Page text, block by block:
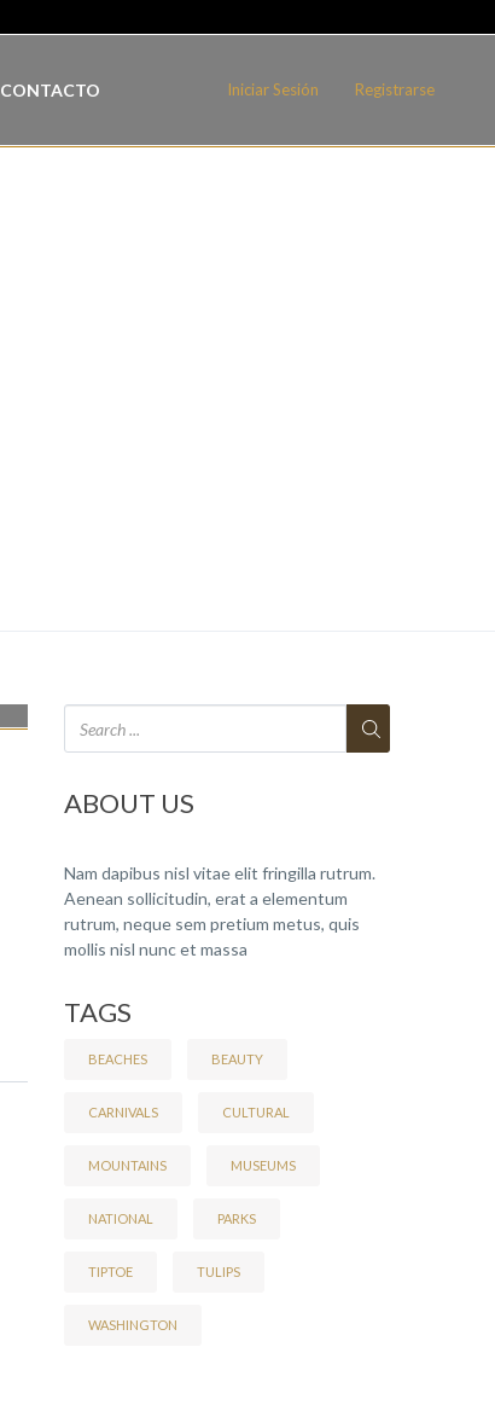
CONTACTO Iniciar Sesión Registrarse
ABOUT US
Nam dapibus nisl vitae elit fringilla rutrum.
Aenean sollicitudin, erat a elementum
rutrum, neque sem pretium metus, quis
mollis nisl nunc et massa
TAGS
BEACHES BEAUTY
CARNIVALS CULTURAL
MOUNTAINS MUSEUMS
NATIONAL PARKS
TIPTOE TULIPS
WASHINGTON